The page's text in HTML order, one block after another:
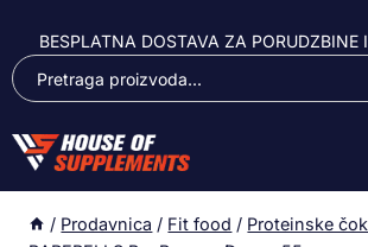
BESPLATNA DOSTAVA ZA
/ Prodavnica / Fit food / Proteinske